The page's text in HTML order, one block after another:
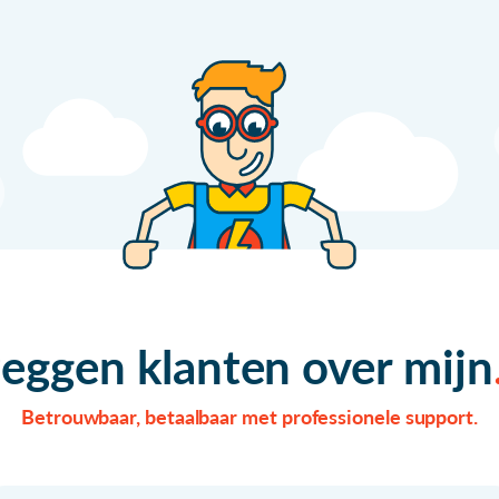
klanten over mijn
Betrouwbaar, betaalbaar met professionele support.